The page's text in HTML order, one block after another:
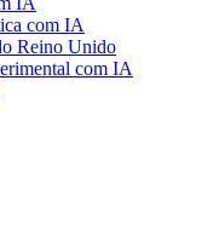
com IA
Reino Unido
com IA